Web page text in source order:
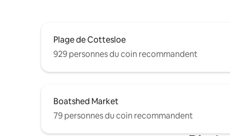
Plage de Cottesloe
929 personnes du coin recommandent
Boatshed Market
79 personnes du coin recommandent